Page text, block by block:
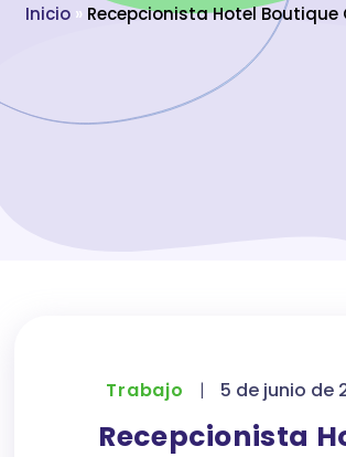
Inicio » Recepcionista Hotel Boutique
Trabajo | 5 de junio de
Recepcionista